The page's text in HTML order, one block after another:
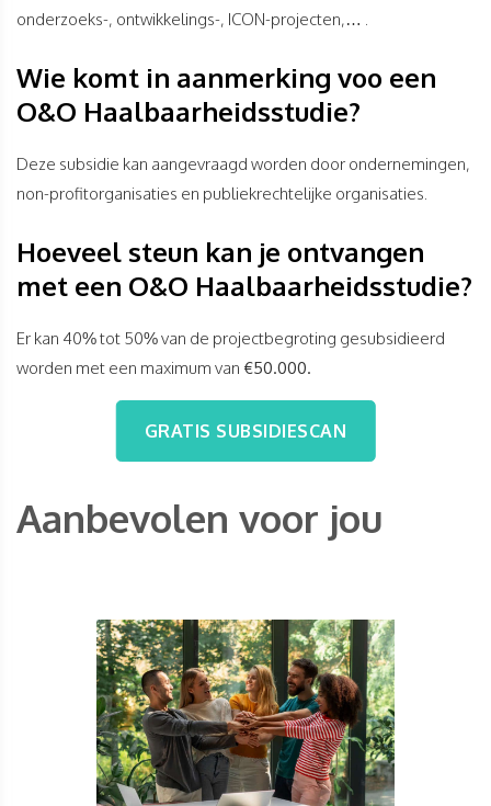
onderzoeks-, ontwikkelings-, ICON-projecten,… .
Wie komt in aanmerking voo een
O&O Haalbaarheidsstudie?
Deze subsidie kan aangevraagd worden door ondernemingen,
non-profitorganisaties en publiekrechtelijke organisaties.
Hoeveel steun kan je ontvangen
met een O&O Haalbaarheidsstudie?
Er kan 40% tot 50% van de projectbegroting gesubsidieerd
worden met een maximum van €50.000.
GRATIS SUBSIDIESCAN
Aanbevolen voor jou